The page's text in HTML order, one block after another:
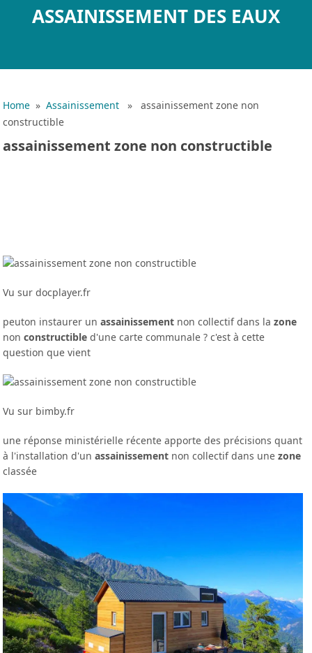
ASSAINISSEMENT DES EAUX
Home »Assainissement » assainissement zone non
constructible
assainissement zone non constructible
Vu sur docplayer.fr
peuton instaurer unassainissement non collectif dans lazone
nonconstructible d'une carte communale ? c'est à cette
question que vient
Vu sur bimby.fr
une réponse ministérielle récente apporte des précisions quant
à l'installation d'unassainissement non collectif dans unezone
classée